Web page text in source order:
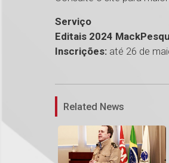
Serviço
Editais 2024
Inscrições: até 26 de
Related News